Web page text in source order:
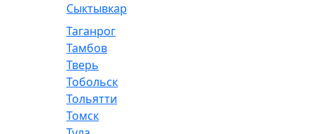
Сыктывкар
Таганрог
Тамбов
Тверь
Тобольск
Тольятти
Томск